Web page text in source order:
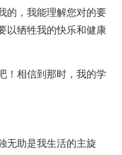
，我能理解您对的要
以牺牲我的快乐和健康
相信到那时，我的学
助是我生活的主旋